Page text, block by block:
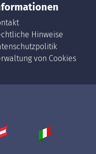
Hinweise
von Cookies